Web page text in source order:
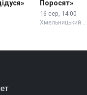
Поросят»
16 сер, 14:00
Хмельницький …